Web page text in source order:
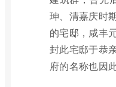
珅、清嘉庆时
的宅邸，咸丰
封此宅邸于恭
府的名称也因